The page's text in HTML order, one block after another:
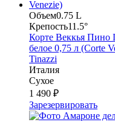
Объем0.75 L
Крепость11.5°
Корте Веккья Пино
белое 0,75 л (Corte
Tinazzi
Италия
Сухое
1 490 ₽
Зарезервировать